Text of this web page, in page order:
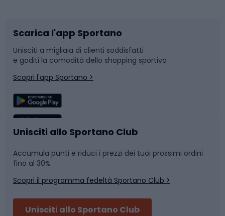
Bushcraft
Corsa
Sport di squadra
Caschi da ciclismo
Skitouring
Slitte e slittini
Snowboard
Camminata nordica
Nuoto
Pattinaggio
Scarica l'app Sportano
Unisciti a migliaia di clienti soddisfatti
e goditi la comodità dello shopping sportivo
Scopri l'app Sportano >
Unisciti allo Sportano Club
Accumula punti e riduci i prezzi dei tuoi prossimi ordini
fino al 30%
Scopri il programma fedeltà Sportano Club >
Unisciti allo Sportano Club